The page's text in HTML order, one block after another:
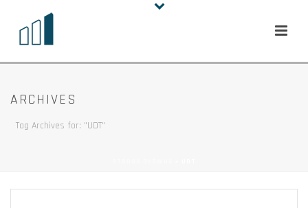
ARCHIVES
Tag Archives for: "UDT"